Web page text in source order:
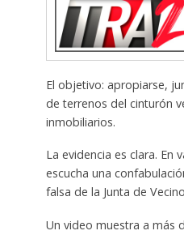
El objetivo: apropiarse,
de terrenos del cinturón
inmobiliarios.
La evidencia es clara. En
escucha una
falsa de la Junta de
Un video muestra a más